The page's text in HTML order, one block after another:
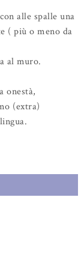
alle spalle una
( più o meno da
al muro.
onestà,
(extra)